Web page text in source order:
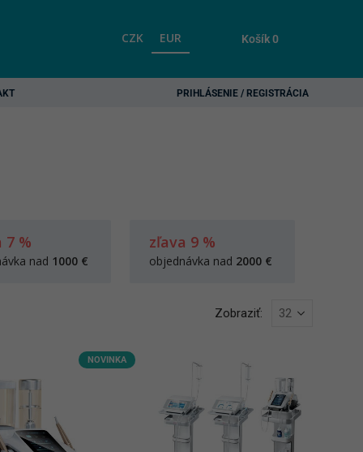
CZK EUR Košík0
PRIHLÁSENIE / REGISTRÁCIA
7 %
nad 1000 €
zľava 9 %
objednávka nad 2000 €
Zobraziť:
NOVINKA